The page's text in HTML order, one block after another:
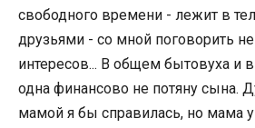
свободного времени - лежит в
друзьями - со мной поговорить
интересов... В общем бытовуха и
одна финансово не потяну сына.
мамой я бы справилась, но мама